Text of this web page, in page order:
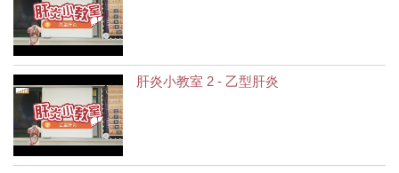
肝炎小教室 2 - 乙型肝炎